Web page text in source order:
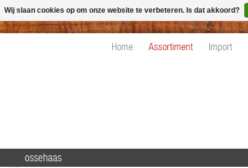
Home Assortiment Import
ossehaas
Wij slaan cookies op om onze website te verbeteren. Is dat akkoord?